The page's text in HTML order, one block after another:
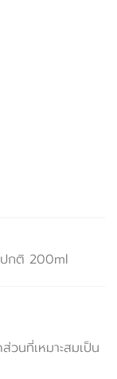
ปกติ 200ml
นที่เหมาะสมเป็น